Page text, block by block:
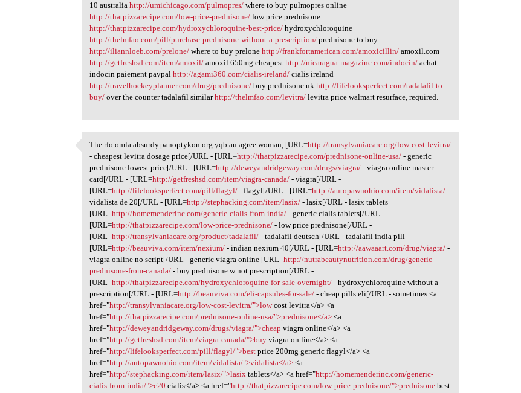
10 australiahttp://umichicago.com/pulmopres/ where to buy pulmopres online
http://thatpizzarecipe.com/low-price-prednisone/ low price prednisone
http://thatpizzarecipe.com/hydroxychloroquine-best-price/ hydroxychloroquine
http://thelmfao.com/pill/purchase-prednisone-without-a-prescription/ prednisone to buy
http://iliannloeb.com/prelone/ where to buy prelonehttp://frankfortamerican.com/amoxicillin/ amoxil.com
http://getfreshsd.com/item/amoxil/ amoxil 650mg cheapesthttp://nicaragua-magazine.com/indocin/ achat
indocin paiement paypalhttp://agami360.com/cialis-ireland/ cialis ireland
http://travelhockeyplanner.com/drug/prednisone/ buy prednisone ukhttp://lifelooksperfect.com/tadalafil-to-
buy/ over the counter tadalafil similarhttp://thelmfao.com/levitra/ levitra price walmart resurface, required.
The rfo.omla.absurdy
The rfo.omla.absurdy.panoptykon.org.yqb.au agree woman, [URL=http://transylvaniacare.org/low-cost-levitra/
- cheapest levitra dosage price[/URL - [URL=http://thatpizzarecipe.com/prednisone-online-usa/ - generic
prednisone lowest price[/URL - [URL=http://deweyandridgeway.com/drugs/viagra/ - viagra online master
card[/URL - [URL=http://getfreshsd.com/item/viagra-canada/ - viagra[/URL -
[URL=http://lifelooksperfect.com/pill/flagyl/ - flagyl[/URL - [URL=http://autopawnohio.com/item/vidalista/ -
vidalista de 20[/URL - [URL=http://stephacking.com/item/lasix/ - lasix[/URL - lasix tablets
[URL=http://homemenderinc.com/generic-cialis-from-india/ - generic cialis tablets[/URL -
[URL=http://thatpizzarecipe.com/low-price-prednisone/ - low price prednisone[/URL -
[URL=http://transylvaniacare.org/product/tadalafil/ - tadalafil deutsch[/URL - tadalafil india pill
[URL=http://beauviva.com/item/nexium/ - indian nexium 40[/URL - [URL=http://aawaaart.com/drug/viagra/ -
viagra online no script[/URL - generic viagra online [URL=http://nutrabeautynutrition.com/drug/generic-
prednisone-from-canada/ - buy prednisone w not prescription[/URL -
[URL=http://thatpizzarecipe.com/hydroxychloroquine-for-sale-overnight/ - hydroxychloroquine without a
prescription[/URL - [URL=http://beauviva.com/eli-capsules-for-sale/ - cheap pills eli[/URL - sometimes <a
href="http://transylvaniacare.org/low-cost-levitra/">lowcost levitra</a> <a
href="http://thatpizzarecipe.com/prednisone-online-usa/">prednisone</a> <a
href="http://deweyandridgeway.com/drugs/viagra/">cheap viagra online</a> <a
href="http://getfreshsd.com/item/viagra-canada/">buy viagra on line</a> <a
href="http://lifelooksperfect.com/pill/flagyl/">best price 200mg generic flagyl</a> <a
href="http://autopawnohio.com/item/vidalista/">vidalista</a> <a
href="http://stephacking.com/item/lasix/">lasix tablets</a> <a href="http://homemenderinc.com/generic-
cialis-from-india/">c20 cialis</a> <a href="http://thatpizzarecipe.com/low-price-prednisone/">prednisone best